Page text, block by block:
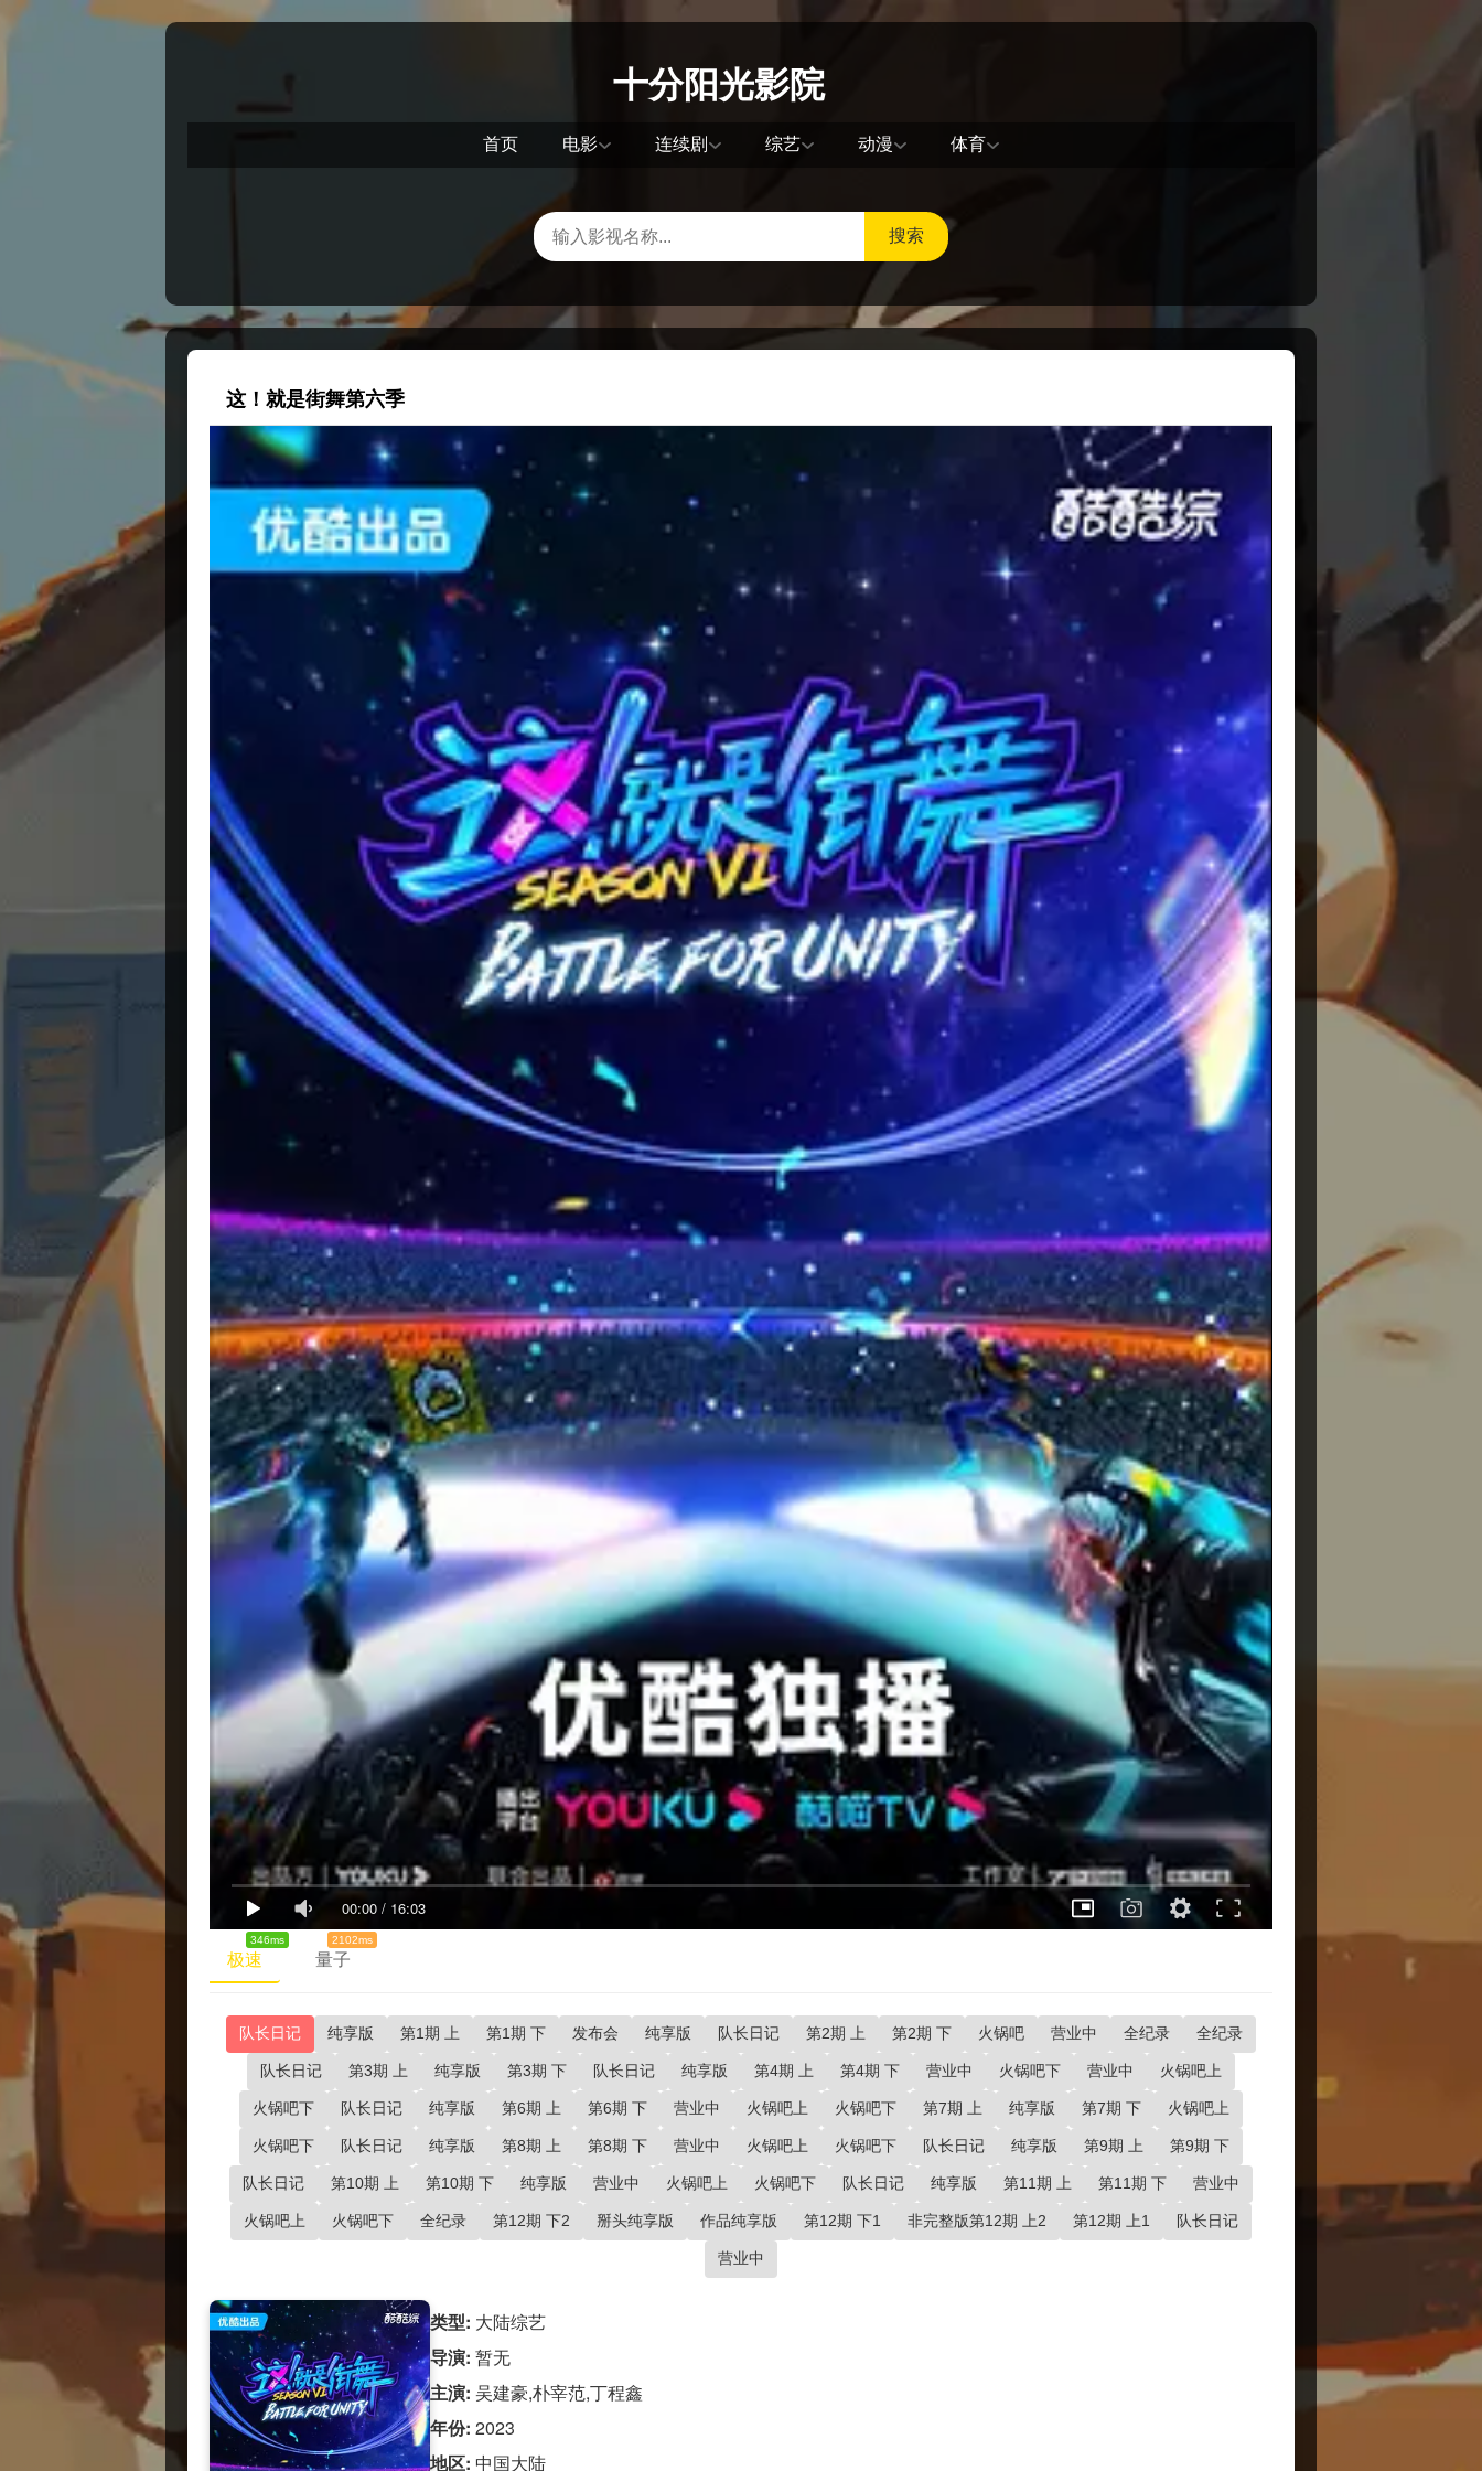
十分阳光影院
首页 电影 连续剧 综艺 动漫 体育
搜索
这！就是街舞第六季
00:00 / 16:03
极速
346ms
量子
2102ms
队长日记 纯享版 第1期 上 第1期 下 发布会 纯享版 队长日记 第2期 上 第2期 下 火锅吧 营业中 全纪录 全纪录
队长日记 第3期 上 纯享版 第3期 下 队长日记 纯享版 第4期 上 第4期 下 营业中 火锅吧下 营业中 火锅吧上
火锅吧下 队长日记 纯享版 第6期 上 第6期 下 营业中 火锅吧上 火锅吧下 第7期 上 纯享版 第7期 下 火锅吧上
火锅吧下 队长日记 纯享版 第8期 上 第8期 下 营业中 火锅吧上 火锅吧下 队长日记 纯享版 第9期 上 第9期 下
队长日记 第10期 上 第10期 下 纯享版 营业中 火锅吧上 火锅吧下 队长日记 纯享版 第11期 上 第11期 下 营业中
火锅吧上 火锅吧下 全纪录 第12期 下2 掰头纯享版 作品纯享版 第12期 下1 非完整版第12期 上2 第12期 上1 队长日记
营业中
类型: 大陆综艺
导演: 暂无
主演: 吴建豪,朴宰范,丁程鑫
年份: 2023
地区: 中国大陆